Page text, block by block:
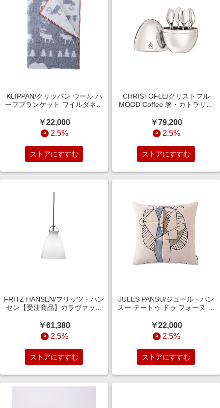
KLIPPAN/クリッパン ウール ハ
ーフブランケット ワイルダネス
ト【三越伊勢丹/公式】
￥22,000
2.5%
ストアにすすむ
CHRISTOFLE/クリストフル
MOOD Coffee 箸・カトラリー
￥79,200
2.5%
ストアにすすむ
FRITZ HANSEN/フリッツ・ハン
セン【受注商品】カラヴァッジ
丹/公式】
￥61,380
2.5%
ストアにすすむ
JULES PANSU/ジュール・パン
スー テートゥ ドゥ フォーヌ シ
ージュ 【三越伊勢丹/公式】
￥22,000
2.5%
ストアにすすむ